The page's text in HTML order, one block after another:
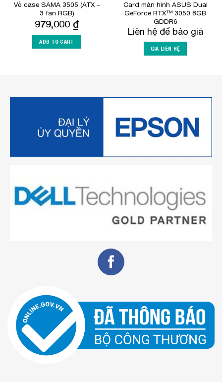
Vỏ case SAMA 3505 (ATX –
3 fan RGB)
979,000 ₫
ADD TO CART
Card màn hình ASUS Dual
GeForce RTX™ 3050 8GB
GDDR6
Liên hệ để báo giá
GIÁ LIÊN HỆ